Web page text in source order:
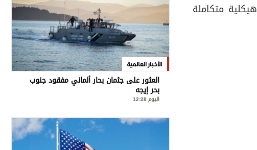
متكاملة
الأخبار العالمية
العثور على جثمان بحار ألماني مفقود جنوب
بحر إيجه
اليوم 12:28